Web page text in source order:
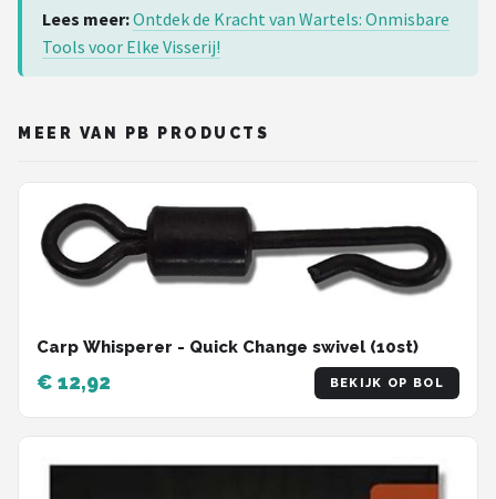
Lees meer:Ontdek de Kracht van Wartels: Onmisbare
Tools voor Elke Visserij!
MEER VAN PB PRODUCTS
Carp Whisperer - Quick Change swivel (10st)
€ 12,92 BEKIJK OP BOL